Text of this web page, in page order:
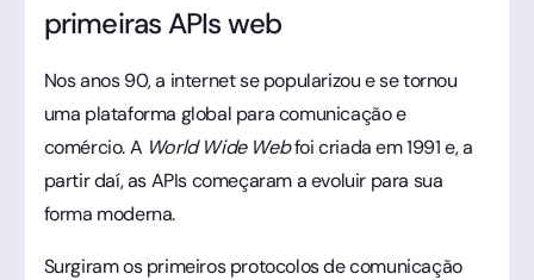
primeiras APIs web
Nos anos 90, a internet se popularizou e se tornou
uma plataforma global para comunicação e
comércio. A World Wide Webfoi criada em 1991 e, a
partir daí, as APIs começaram a evoluir para sua
forma moderna.
Surgiram os primeiros protocolos de comunicação